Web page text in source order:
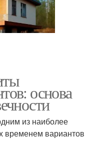
основа
из наиболее
временем вариантов